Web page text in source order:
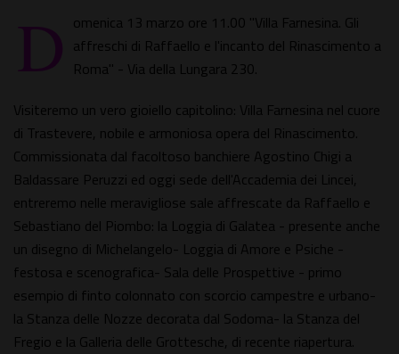
D omenica 13 marzo ore 11.00 "Villa Farnesina. Gli
affreschi di Raffaello e l'incanto del Rinascimento a
Roma" - Via della Lungara 230.
Visiteremo un vero gioiello capitolino: Villa Farnesina nel cuore
di Trastevere, nobile e armoniosa opera del Rinascimento.
Commissionata dal facoltoso banchiere Agostino Chigi a
Baldassare Peruzzi ed oggi sede dell'Accademia dei Lincei,
entreremo nelle meravigliose sale affrescate da Raffaello e
Sebastiano del Piombo: la Loggia di Galatea - presente anche
un disegno di Michelangelo- Loggia di Amore e Psiche -
festosa e scenografica- Sala delle Prospettive - primo
esempio di finto colonnato con scorcio campestre e urbano-
la Stanza delle Nozze decorata dal Sodoma- la Stanza del
Fregio e la Galleria delle Grottesche, di recente riapertura.